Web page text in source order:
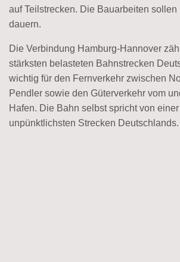
auf Teilstrecken. Die Bauarbeiten sollen
dauern.
Die Verbindung Hamburg-Hannover
stärksten belasteten Bahnstrecken
wichtig für den Fernverkehr zwischen
Pendler sowie den Güterverkehr vom
Hafen. Die Bahn selbst spricht von
unpünktlichsten Strecken Deutschlands.